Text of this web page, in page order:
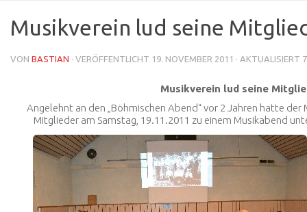
Musikverein lud seine
VON BASTIAN · VERÖFFENTLICHT 19. NOVEMBER 2011 · AKTUALISIERT
Musikverein lud seine
Angelehnt an den „Böhmischen Abend“ vor 2 Jahren hatte
Mitglieder am Samstag, 19.11.2011 zu einem Musikabend